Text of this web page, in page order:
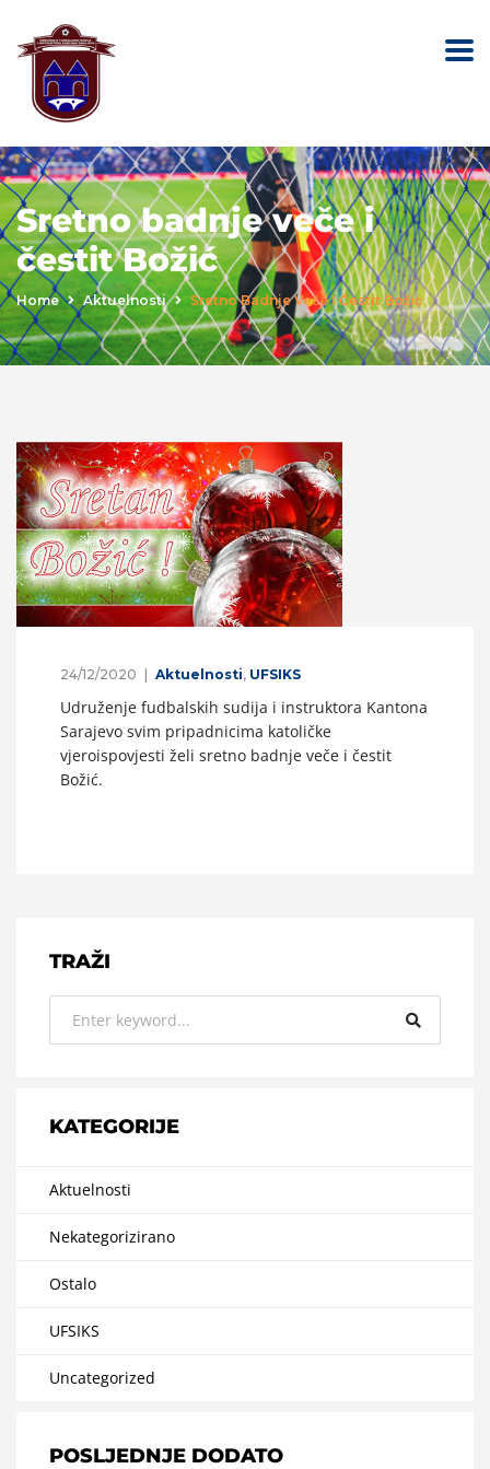
Sretno badnje veče i
čestit Božić
Home Aktuelnosti Sretno Badnje Veče I Čestit Božić
24/12/2020 Aktuelnosti, UFSIKS
Udruženje fudbalskih sudija i instruktora Kantona
Sarajevo svim pripadnicima katoličke
vjeroispovjesti želi sretno badnje veče i čestit
Božić.
TRAŽI
KATEGORIJE
Aktuelnosti
Nekategorizirano
Ostalo
UFSIKS
Uncategorized
POSLJEDNJE DODATO